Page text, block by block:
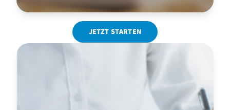
JETZT STARTEN